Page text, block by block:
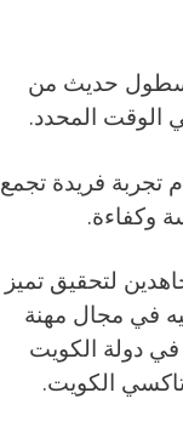
أسطول حديث من
الوقت المحدد.
تجربة فريدة تجمع
وكفاءة.
لتحقيق تميز
في مجال مهنة
دولة الكويت
الكويت.